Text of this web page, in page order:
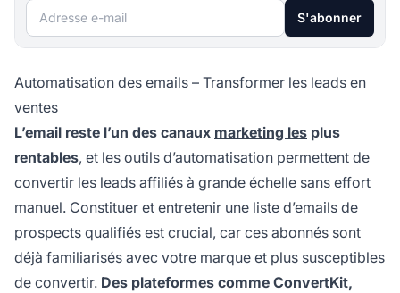
Adresse e-mail S'abonner
Automatisation des emails – Transformer les leads en
ventes
L’email reste l’un des canaux marketing les plus
rentables, et les outils d’automatisation permettent de
convertir les leads affiliés à grande échelle sans effort
manuel. Constituer et entretenir une liste d’emails de
prospects qualifiés est crucial, car ces abonnés sont
déjà familiarisés avec votre marque et plus susceptibles
de convertir. Des plateformes comme ConvertKit,